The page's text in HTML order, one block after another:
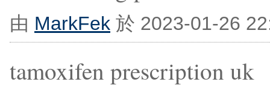
由 MarkFek 於 2023-01-26
tamoxifen prescription uk